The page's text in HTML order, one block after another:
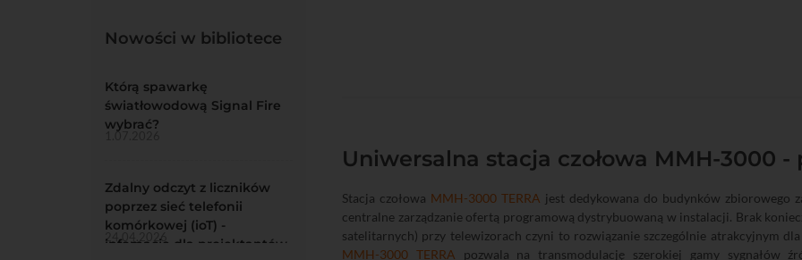
Uniwersalna stacja czołowa MMH-3000 -
Stacja czołowa MMH-3000 TERRA jest dedykowana do budynków zbiorowego
centralne zarządzanie ofertą programową dystrybuowaną w instalacji. Brak
satelitarnych) przy telewizorach czyni to rozwiązanie szczególnie atrakcyjnym
MMH-3000 TERRA pozwala na transmodulację szerokiej gamy sygnałów
Nowości w bibliotece
Którą spawarkę
światłowodową Signal Fire
wybrać?
1.07.2026
Zdalny odczyt z liczników
poprzez sieć telefonii
komórkowej (ioT) -
infomacje dla projektantów
24.04.2026